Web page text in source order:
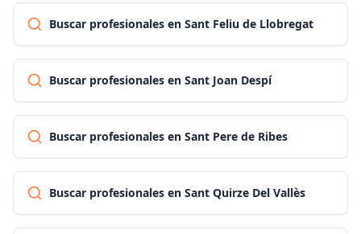
Buscar profesionales en Sant Feliu de Llobregat
Buscar profesionales en Sant Joan Despí
Buscar profesionales en Sant Pere de Ribes
Buscar profesionales en Sant Quirze Del Vallès